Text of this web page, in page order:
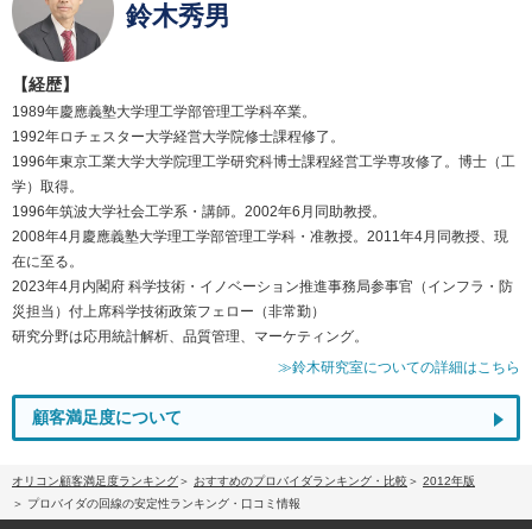
鈴木秀男
【経歴】
1989年慶應義塾大学理工学部管理工学科卒業。
1992年ロチェスター大学経営大学院修士課程修了。
1996年東京工業大学大学院理工学研究科博士課程経営工学専攻修了。博士（工
学）取得。
1996年筑波大学社会工学系・講師。2002年6月同助教授。
2008年4月慶應義塾大学理工学部管理工学科・准教授。2011年4月同教授、現
在に至る。
2023年4月内閣府 科学技術・イノベーション推進事務局参事官（インフラ・防
災担当）付上席科学技術政策フェロー（非常勤）
研究分野は応用統計解析、品質管理、マーケティング。
≫鈴木研究室についての詳細はこちら
顧客満足度について
オリコン顧客満足度ランキング おすすめのプロバイダランキング・比較
2012年版
プロバイダの回線の安定性ランキング・口コミ情報